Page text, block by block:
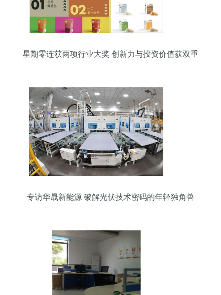
星期零连获两项行业大奖 创新力与投资价值获双重
专访华晟新能源 破解光伏技术密码的年轻独角兽